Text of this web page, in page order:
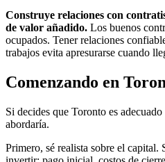
Construye relaciones con
de valor añadido. Los buenos
ocupados. Tener relaciones
trabajos evita apresurarse cuando
Comenzando en
Si decides que Toronto es
abordaría.
Primero, sé realista sobre el capital.